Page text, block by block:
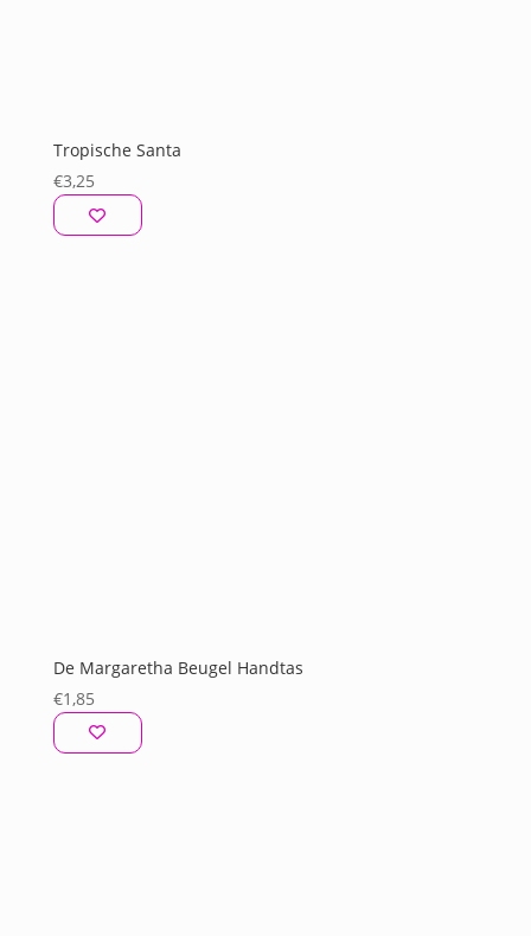
Tropische Santa
€3,25
De Margaretha Beugel Handtas
€1,85